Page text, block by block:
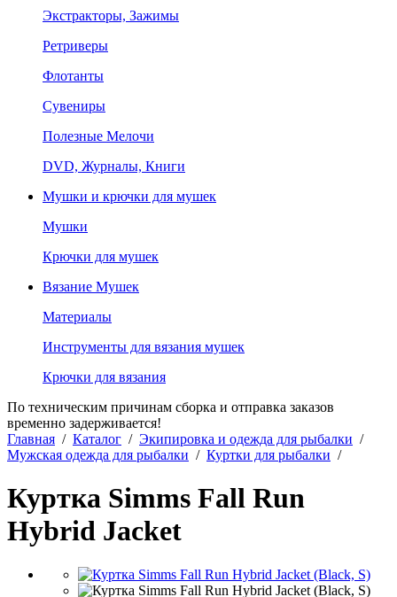
Экстракторы, Зажимы
Ретриверы
Флотанты
Сувениры
Полезные Мелочи
DVD, Журналы, Книги
Мушки и крючки для мушек
Мушки
Крючки для мушек
Вязание Мушек
Материалы
Инструменты для вязания мушек
Крючки для вязания
По техническим причинам сборка и отправка заказов
временно задерживается!
Главная / Каталог / Экипировка и одежда для рыбалки /
Мужская одежда для рыбалки / Куртки для рыбалки /
Куртка Simms Fall Run
Hybrid Jacket